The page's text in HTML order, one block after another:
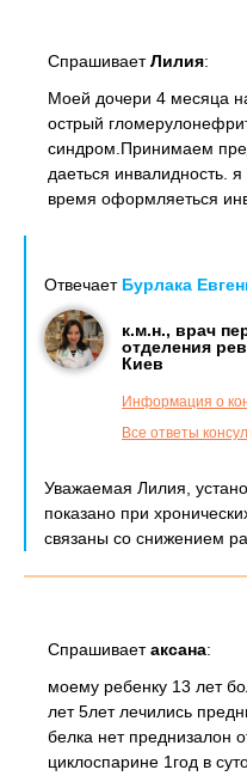
СпрашиваетЛилия:
Моей дочери 4 месяца
острый
синдром.Принимаем
даеться инвалидность.
время оформляеться
Отвечает Бурлака
к.м.н., врач
отделения
Киев
Информация о
Все ответы
Уважаемая Лилия,
показано при
связаны со снижением
Спрашиваетаксана:
моему ребенку 13 лет
лет 5лет лечились
белка нет преднизалон
циклоспарине 1год в